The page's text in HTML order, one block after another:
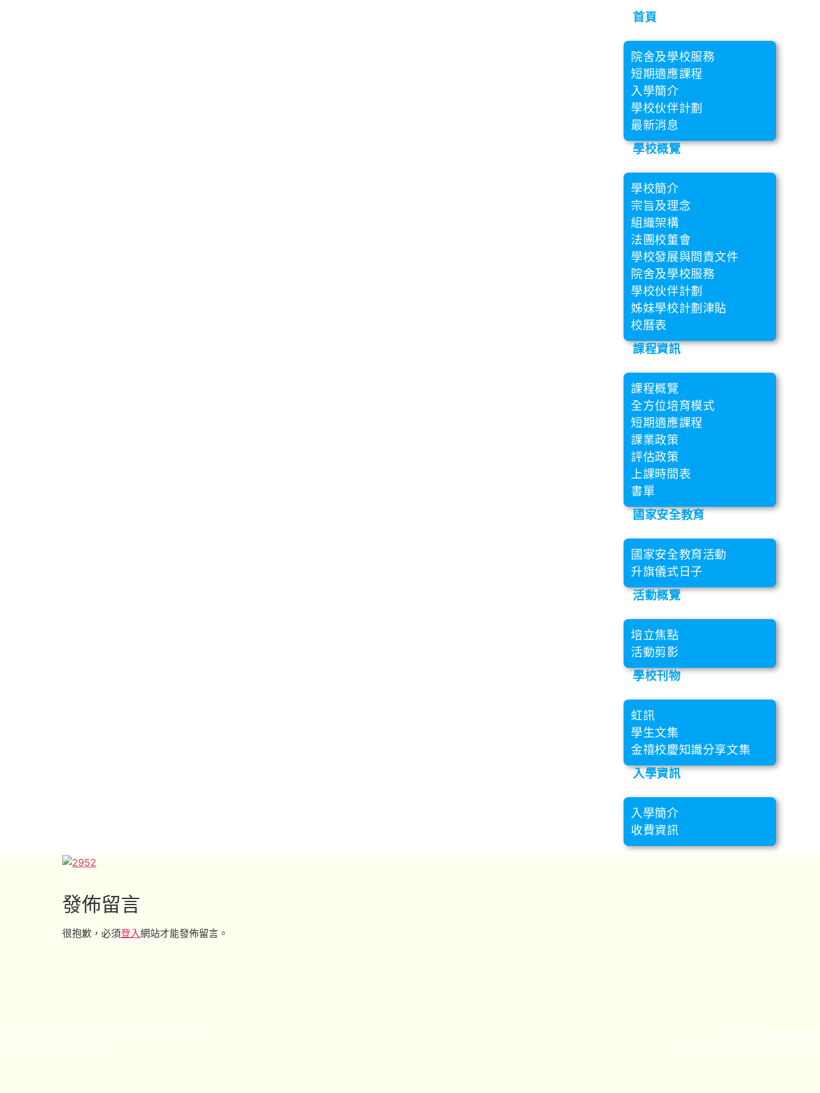
首頁
院舍及學校服務
短期適應課程
入學簡介
學校伙伴計劃
最新消息
學校概覽
學校簡介
宗旨及理念
組織架構
法團校董會
學校發展與問責文件
院舍及學校服務
學校伙伴計劃
姊妹學校計劃津貼
校曆表
課程資訊
課程概覽
全方位培育模式
短期適應課程
課業政策
評估政策
上課時間表
書單
國家安全教育
國家安全教育活動
升旗儀式日子
活動概覽
培立焦點
活動剪影
學校刊物
虹訊
學生文集
金禧校慶知識分享文集
入學資訊
入學簡介
收費資訊
發佈留言
很抱歉，必須登入網站才能發佈留言。